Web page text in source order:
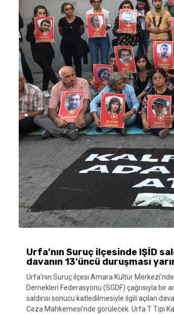
Urfa’nın Suruç ilçesinde IŞİD
davanın 13’üncü duruşması
Urfa’nın Suruç ilçesi Amara Kültür
Dernekleri Federasyonu (SGDF) çağrısıyla bir
saldırısı sonucu katledilmesiyle ilgili açılan
Ceza Mahkemesi’nde görülecek. Urfa T Tipi